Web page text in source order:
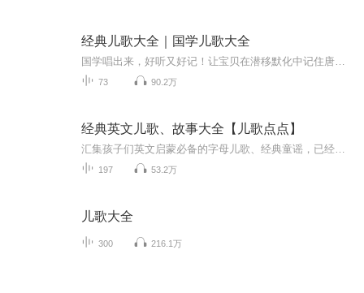
经典儿歌大全｜国学儿歌大全
73 90.2万
经典英文儿歌、故事大全【儿歌点点】
197 53.2万
儿歌大全
300 216.1万